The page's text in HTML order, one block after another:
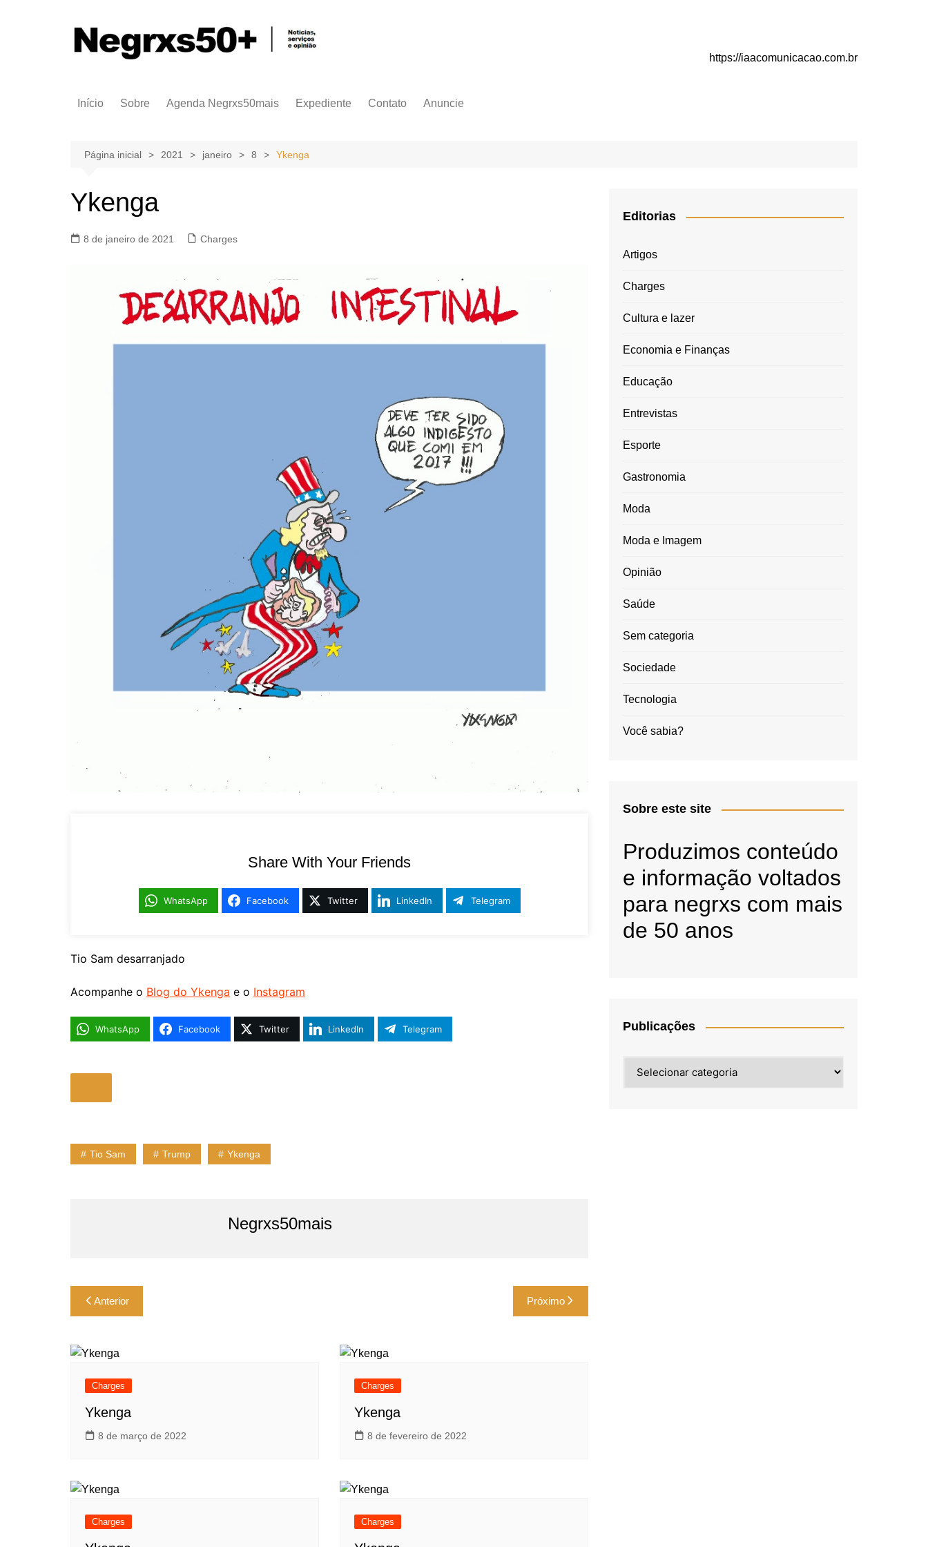
https://iaacomunicacao.com.br
Início Sobre Agenda Negrxs50mais Expediente Contato Anuncie
Página inicial 2021 janeiro 8 Ykenga
Ykenga
8 de janeiro de 2021 Charges
Share With Your Friends
WhatsApp Facebook Twitter LinkedIn Telegram
Tio Sam desarranjado
Acompanhe o Blog do Ykenga e o Instagram
WhatsApp Facebook Twitter LinkedIn Telegram
Tio Sam Trump Ykenga
Negrxs50mais
Navegação
de
Post
Anterior Próximo
Charges
Ykenga
8 de março de 2022
Charges
Ykenga
8 de fevereiro de 2022
Charges Charges
Editorias
Artigos
Charges
Cultura e lazer
Economia e Finanças
Educação
Entrevistas
Esporte
Gastronomia
Moda
Moda e Imagem
Opinião
Saúde
Sem categoria
Sociedade
Tecnologia
Você sabia?
Sobre este site
Produzimos conteúdo
e informação voltados
para negrxs com mais
de 50 anos
Publicações